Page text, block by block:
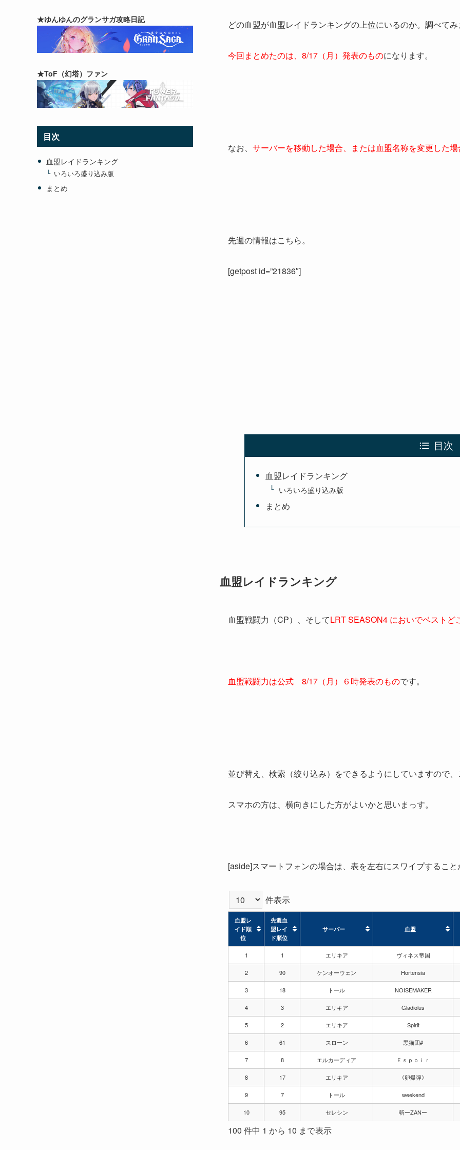
どの血盟が血盟レイドランキングの上位にいるのか。調べて
今回まとめたのは、8/17 （月）発表のものになります。
なお、 サーバーを移動した場合、または血盟名称を変更した
先週の情報はこちら。
[getpost id=”21836″]
目次
血盟レイドランキング
いろいろ盛り込み版
まとめ
血盟レイドランキング
血盟戦闘力（CP）、そしてLRT SEASON4 においでベストど
血盟戦闘力は公式 8/17（月）６時発表のものです。
並び替え、検索（絞り込み）をできるようにしていますので
スマホの方は、横向きにした方がよいかと思いまっす。
[aside]スマートフォンの場合は、表を左右にスワイプするこ
件表示
血盟レ
イド順
位
先週血
盟レイ
ド順位
サーバー 血盟
イド順
盟レイ
1 1 エリキア ヴィネス帝国
2 90 ケンオーウェン Hortensia
3 18 トール NOISEMAKER
4 3 エリキア Gladiolus
5 2 エリキア Spirit
6 61 スローン 黒猫団#
7 8 エルカーディア Ｅｓｐｏｉｒ
8 17 エリキア 《卵爆弾》
9 7 トール weekend
10 95 セレシン 斬ーZANー
100 件中 1 から 10 まで表示
★ゆんゆんのグランサガ攻略日記
★ToF（幻塔）ファン
目次
血盟レイドランキング
いろいろ盛り込み版
まとめ